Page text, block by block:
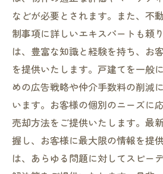
などが必要とされます。また、不
制事項に詳しいエキスパートも頼
は、豊富な知識と経験を持ち、お
を提供いたします。戸建てを一般
めの広告戦略や仲介手数料の削減
います。お客様の個別のニーズに
売却方法をご提供いたします。最
握し、お客様に最大限の情報を提
は、あらゆる問題に対してスピー